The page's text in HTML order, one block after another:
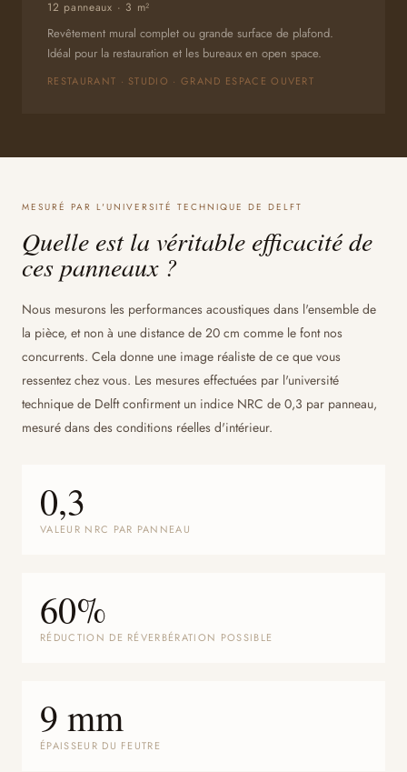
12 panneaux · 3 m²
Revêtement mural complet ou grande surface de plafond.
Idéal pour la restauration et les bureaux en open space.
RESTAURANT · STUDIO · GRAND ESPACE OUVERT
MESURÉ PAR L'UNIVERSITÉ TECHNIQUE DE DELFT
Quelle est la véritable efficacité de
ces panneaux ?
Nous mesurons les performances acoustiques dans l'ensemble de
la pièce, et non à une distance de 20 cm comme le font nos
concurrents. Cela donne une image réaliste de ce que vous
ressentez chez vous. Les mesures effectuées par l'université
technique de Delft confirment un indice NRC de 0,3 par panneau,
mesuré dans des conditions réelles d'intérieur.
0,3
VALEUR NRC PAR PANNEAU
60%
RÉDUCTION DE RÉVERBÉRATION POSSIBLE
9 mm
ÉPAISSEUR DU FEUTRE